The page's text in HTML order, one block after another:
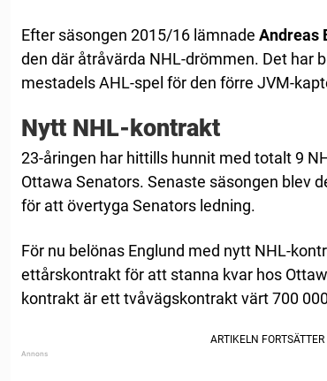
Efter säsongen 2015/16 lämnade Andreas
den där åtråvärda NHL-drömmen. Det har
mestadels AHL-spel för den förre JVM-
Nytt NHL-kontrakt
23-åringen har hittills hunnit med totalt 9
Ottawa Senators. Senaste säsongen blev
för att övertyga Senators ledning.
För nu belönas Englund med nytt NHL-
ettårskontrakt för att stanna kvar hos
kontrakt är ett tvåvägskontrakt värt 700